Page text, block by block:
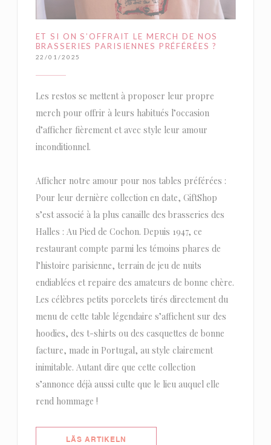
ET SI ON S’OFFRAIT LE MERCH DE NOS
BRASSERIES PARISIENNES PRÉFÉRÉES ?
22/01/2025
Les restos se mettent à proposer leur propre
merch pour offrir à leurs habitués l’occasion
d’afficher fièrement et avec style leur amour
inconditionnel.
Afficher notre amour pour nos tables préférées :
Pour leur dernière collection en date, GiftShop
s’est associé à la plus canaille des brasseries des
Halles : Au Pied de Cochon. Depuis 1947, ce
restaurant compte parmi les témoins phares de
l’histoire parisienne, terrain de jeu de nuits
endiablées et repaire des amateurs de bonne chère.
Les célèbres petits porcelets tirés directement du
menu de cette table légendaire s’affichent sur des
hoodies, des t-shirts ou des casquettes de bonne
facture, made in Portugal, au style clairement
inimitable. Autant dire que cette collection
s’annonce déjà aussi culte que le lieu auquel elle
rend hommage !
LÄS ARTIKELN